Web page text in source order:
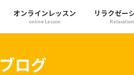
オンラインレッスン
online Lesson
リラクゼー
Relaxation
ブログ